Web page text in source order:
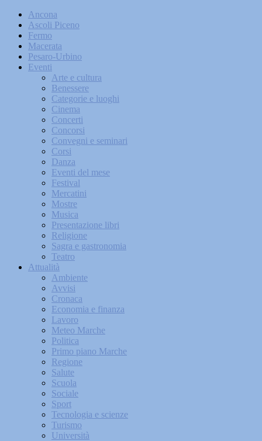
Ancona
Ascoli Piceno
Fermo
Macerata
Pesaro-Urbino
Eventi
Arte e cultura
Benessere
Categorie e luoghi
Cinema
Concerti
Concorsi
Convegni e seminari
Corsi
Danza
Eventi del mese
Festival
Mercatini
Mostre
Musica
Presentazione libri
Religione
Sagra e gastronomia
Teatro
Attualità
Ambiente
Avvisi
Cronaca
Economia e finanza
Lavoro
Meteo Marche
Politica
Primo piano Marche
Regione
Salute
Scuola
Sociale
Sport
Tecnologia e scienze
Turismo
Università